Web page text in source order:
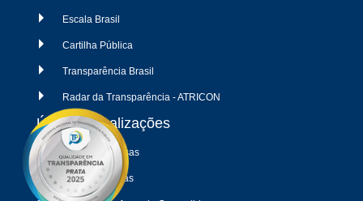
Escala Brasil
Cartilha Pública
Transparência Brasil
Radar da Transparência - ATRICON
Últimas atualizações
04/08/2026 - Despesas
04/08/2026 - Receitas